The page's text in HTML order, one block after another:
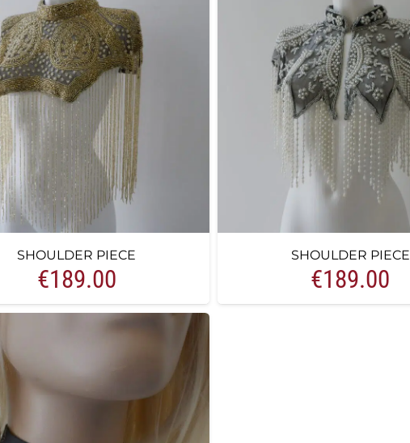
SHOULDER PIECE
€189.00
SHOULDER PIECE
€189.00